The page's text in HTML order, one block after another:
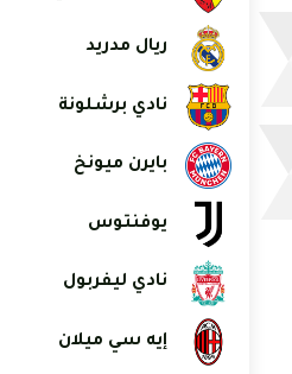
ريال مدريد
نادي برشلونة
بايرن ميونخ
يوفنتوس
نادي ليفربول
إيه سي ميلان